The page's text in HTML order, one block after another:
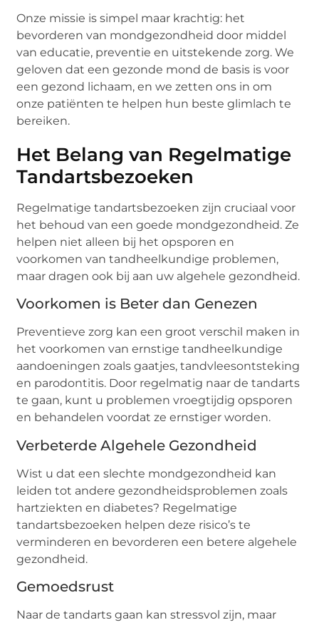
Onze missie is simpel maar krachtig: het
bevorderen van mondgezondheid door middel
van educatie, preventie en uitstekende zorg. We
geloven dat een gezonde mond de basis is voor
een gezond lichaam, en we zetten ons in om
onze patiënten te helpen hun beste glimlach te
bereiken.
Het Belang van Regelmatige
Tandartsbezoeken
Regelmatige tandartsbezoeken zijn cruciaal voor
het behoud van een goede mondgezondheid. Ze
helpen niet alleen bij het opsporen en
voorkomen van tandheelkundige problemen,
maar dragen ook bij aan uw algehele gezondheid.
Voorkomen is Beter dan Genezen
Preventieve zorg kan een groot verschil maken in
het voorkomen van ernstige tandheelkundige
aandoeningen zoals gaatjes, tandvleesontsteking
en parodontitis. Door regelmatig naar de tandarts
te gaan, kunt u problemen vroegtijdig opsporen
en behandelen voordat ze ernstiger worden.
Verbeterde Algehele Gezondheid
Wist u dat een slechte mondgezondheid kan
leiden tot andere gezondheidsproblemen zoals
hartziekten en diabetes? Regelmatige
tandartsbezoeken helpen deze risico’s te
verminderen en bevorderen een betere algehele
gezondheid.
Gemoedsrust
Naar de tandarts gaan kan stressvol zijn, maar